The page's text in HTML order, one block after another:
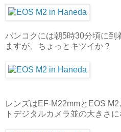
バンコクには朝5時30分頃に到
ますが、ちょっとキツイか？
レンズはEF-M22mmとEOS
トデジタルカメラ並の大きさに